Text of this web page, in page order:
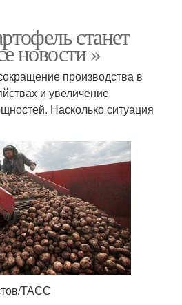
станет
новости »
производства в
и увеличение
Насколько ситуация
ТАСС